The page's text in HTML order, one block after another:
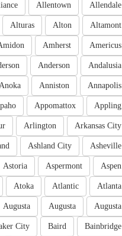
Allendale
Allentown
Altamont
Alton
Alturas
Americus
Amherst
Andalusia
Anderson
Annapolis
Anniston
Appling
Appomattox
Arkansas City
Arlington
Asheville
Ashland City
Aspen
Aspermont
Astoria
Atlanta
Atlantic
Atoka
Augusta
Augusta
Augusta
Bainbridge
Baird
City